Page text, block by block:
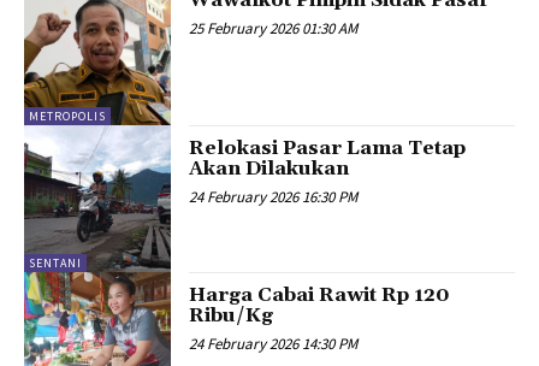
METROPOLIS
25 February 2026 01:30 AM
SENTANI
Relokasi Pasar Lama Tetap
Akan Dilakukan
24 February 2026 16:30 PM
Harga Cabai Rawit Rp 120
Ribu/Kg
24 February 2026 14:30 PM